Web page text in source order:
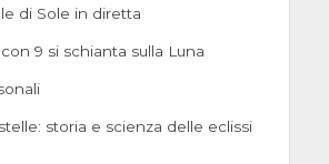
di Sole in diretta
9 si schianta sulla Luna
storia e scienza delle eclissi